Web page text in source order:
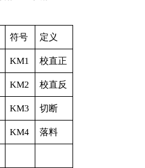
符号 定义
KM1 校直正
KM2 校直反
KM3 切断
KM4 落料